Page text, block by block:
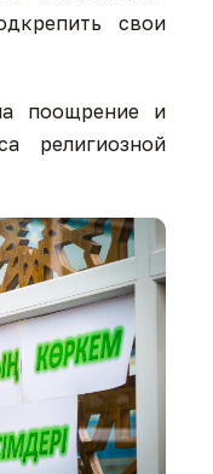
свои
поощрение и
религиозной